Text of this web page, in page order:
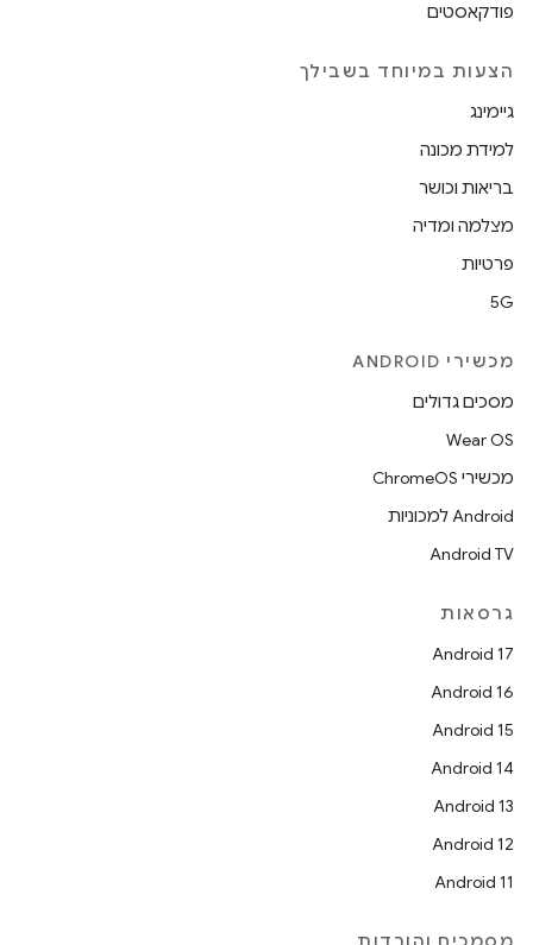
פודקאסטים
הצעות במיוחד בשבילך
גיימינג
למידת מכונה
בריאות וכושר
מצלמה ומדיה
פרטיות
5G
מכשירי ANDROID
מסכים גדולים
Wear OS
מכשירי ChromeOS
Android למכוניות
Android TV
גרסאות
Android 17
Android 16
Android 15
Android 14
Android 13
Android 12
Android 11